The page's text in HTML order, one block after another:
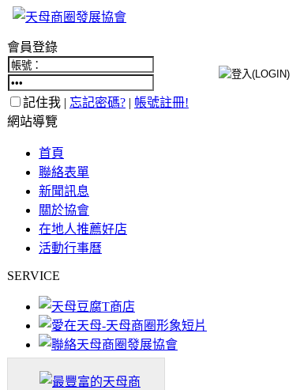
會員登錄
記住我 | 忘記密碼? | 帳號註冊!
網站導覽
首頁
聯絡表單
新聞訊息
關於協會
在地人推薦好店
活動行事曆
SERVICE